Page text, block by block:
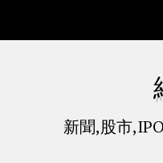
新聞,股市